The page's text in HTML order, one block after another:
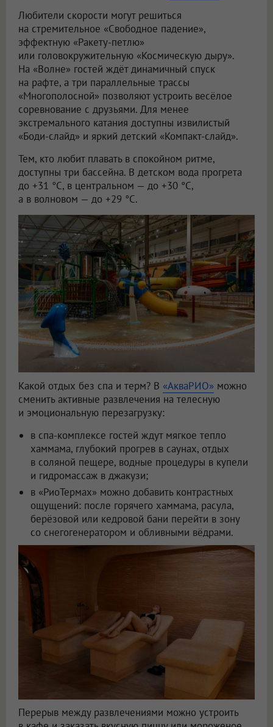
Любители скорости могут решиться
на стремительное «Свободное падение»,
эффектную «Ракету-петлю»
или головокружительную «Космическую дыру».
На «Волне» гостей ждёт динамичный спуск
на рафте, а три параллельные трассы
«Многополосной» позволяют устроить весёлое
соревнование с друзьями. Для менее
экстремального катания доступны извилистый
«Боди-слайд» и яркий детский «Компакт-слайд».
Тем, кто любит плавать в спокойном ритме,
доступны три бассейна. В детском вода прогрета
до +31 °C, в центральном — до +30 °C,
а в волновом — до +29 °C.
Какой отдых без спа и терм? В «АкваРИО» можно
сменить активные развлечения на телесную
и эмоциональную перезагрузку:
в спа-комплексе гостей ждут мягкое тепло
хаммама, глубокий прогрев в саунах, отдых
в соляной пещере, водные процедуры в купели
и гидромассаж в джакузи;
в «РиоТермах» можно добавить контрастных
ощущений: после горячего хаммама, расула,
берёзовой или кедровой бани перейти в зону
со снегогенератором и обливными вёдрами.
Перерыв между развлечениями можно устроить